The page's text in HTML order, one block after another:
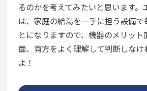
るのかを考えてみたいと思います。
は、家庭の給湯を一手に担う設備で
とになりますので、機器のメリット
面、両方をよく理解して判断しな
よ！